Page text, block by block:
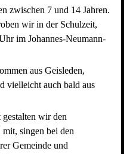
zwischen 7 und 14 Jahren.
wir in der Schulzeit,
im Johannes-Neumann-
aus Geisleden,
vielleicht auch bald aus
wir den
singen bei den
Gemeinde und